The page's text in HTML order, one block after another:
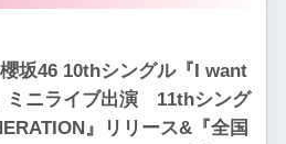
坂46 10thシングル『I want
ニライブ出演 11thシング
』リリース&『全国